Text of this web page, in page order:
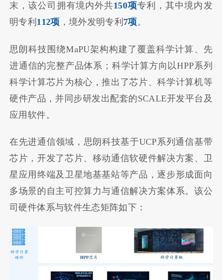
末，该公司拥有境内外共150项专利，其中境内发
明专利 112项 ，境外发明专利 7项。
思朗科技围绕MaPU架构构建了覆盖科学计算、先
进通信的完整产品体系；科学计算方向以HPP系列
科学计算芯片为核心，推出了芯片、科学计算机等
硬件产品，并同步研发出配套的SCALE开发平台及
应用软件。
在先进通信领域，思朗科技基于UCP系列通信基带
芯片，开发了芯片、移动通信软硬件解决方案、卫
星应用终端及卫星地基基站等产品，逐步形成面向
多场景的自主可控算力与通信解决方案体系。该公
司硬件体系与软件生态矩阵如下：